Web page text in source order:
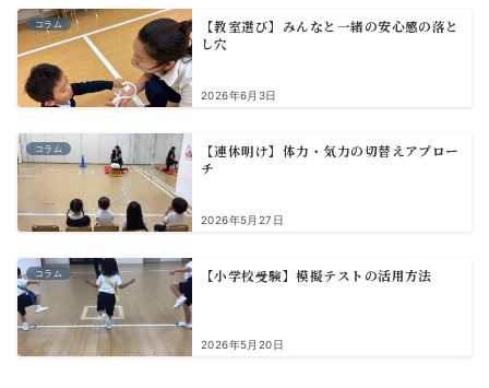
コラム
【教室選び】みんなと一緒の安心感の落と
し穴
2026年6月3日
コラム
【連休明け】体力・気力の切替えアプロー
チ
2026年5月27日
コラム 【小学校受験】模擬テストの活用方法
2026年5月20日